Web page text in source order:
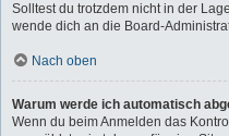
Solltest du trotzdem nicht in der
wende dich an die Board-
Nach oben
Warum werde ich automatisch
Wenn du beim Anmelden das